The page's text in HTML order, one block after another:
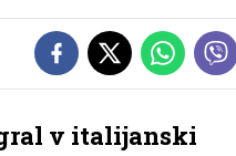
v italijanski